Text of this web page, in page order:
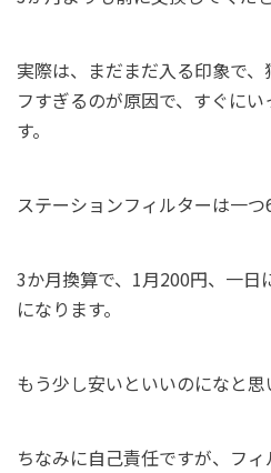
実際は、まだまだ入る印象で
フすぎるのが原因で、すぐに
す。
ステーションフィルターは一つ
3か月換算で、1月200円、一日
になります。
もう少し安いといいのになと思
ちなみに自己責任ですが、フ